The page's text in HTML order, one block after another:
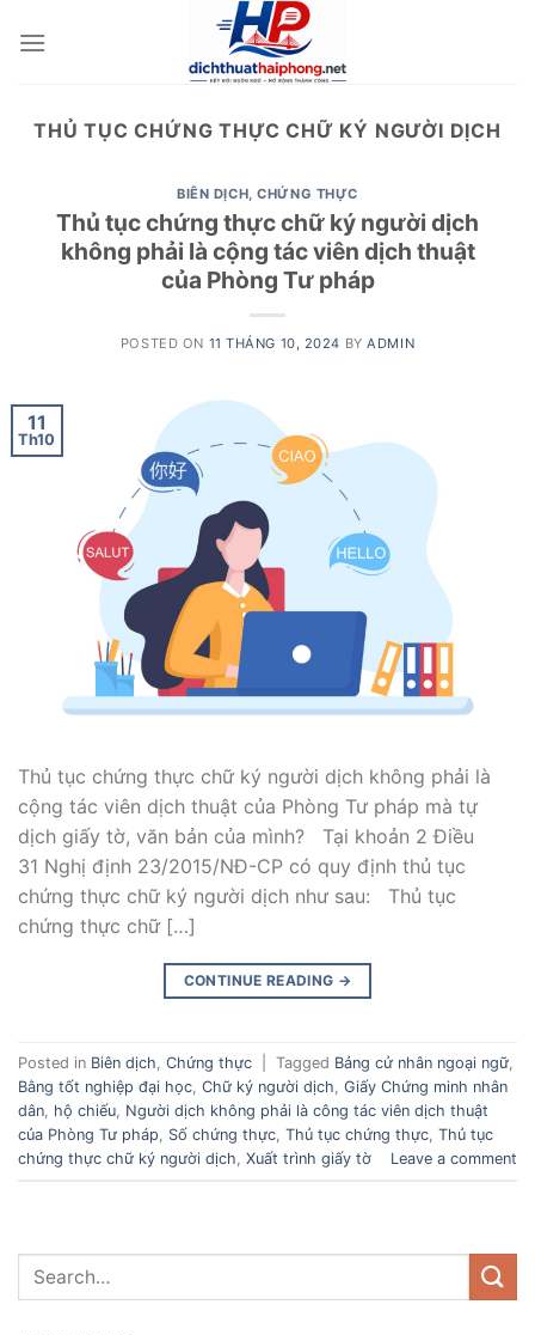
THỦ TỤC CHỨNG THỰC CHỮ KÝ NGƯỜI DỊCH
BIÊN DỊCH,CHỨNG THỰC
Thủ tục chứng thực chữ ký người dịch
không phải là cộng tác viên dịch thuật
của Phòng Tư pháp
POSTED ON 11 THÁNG 10, 2024 BYADMIN
11
Th10
Thủ tục chứng thực chữ ký người dịch không phải là
cộng tác viên dịch thuật của Phòng Tư pháp mà tự
dịch giấy tờ, văn bản của mình? Tại khoản 2 Điều
31 Nghị định 23/2015/NĐ-CP có quy định thủ tục
chứng thực chữ ký người dịch như sau: Thủ tục
chứng thực chữ […]
CONTINUE READING →
Posted in Biên dịch Chứng thực Tagged Bảng cử nhân ngoại ngữ
Bằng tốt nghiệp đại học Chữ ký người dịch Giấy Chứng minh nhân
dân hộ chiếu Người dịch không phải là công tác viên dịch thuật
của Phòng Tư pháp
Số chứng thực Thủ tục chứng thực Thủ tục
chứng thực chữ ký người dịch Xuất trình giấy tờ Leave a comment